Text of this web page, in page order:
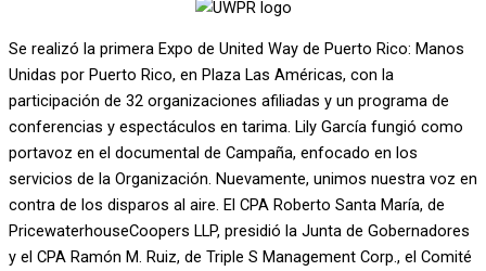
Se realizó la primera Expo de United Way de Puerto Rico: Manos
Unidas por Puerto Rico, en Plaza Las Américas, con la
participación de 32 organizaciones afiliadas y un programa de
conferencias y espectáculos en tarima. Lily García fungió como
portavoz en el documental de Campaña, enfocado en los
servicios de la Organización. Nuevamente, unimos nuestra voz en
contra de los disparos al aire. El CPA Roberto Santa María, de
PricewaterhouseCoopers LLP, presidió la Junta de Gobernadores
y el CPA Ramón M. Ruiz, de Triple S Management Corp., el Comité